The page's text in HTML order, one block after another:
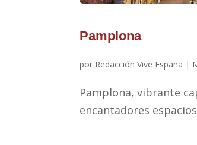
Pamplona
por Redacción Vive España |
Pamplona, vibrante
encantadores